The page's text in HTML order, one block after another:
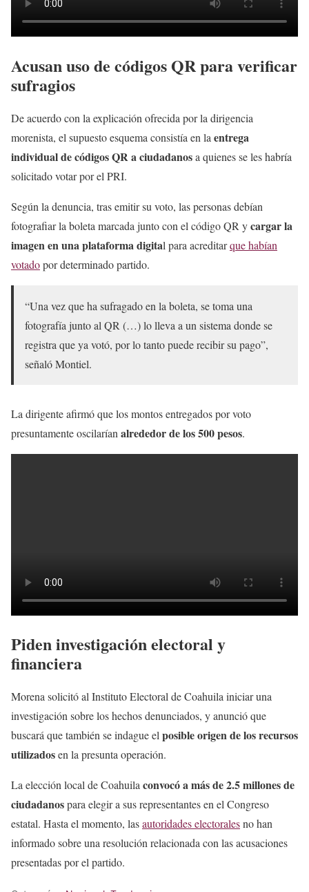
Acusan uso de códigos QR para verificar
sufragios
De acuerdo con la explicación ofrecida por la dirigencia
morenista, el supuesto esquema consistía en la entrega
individual de códigos QR a ciudadanosa quienes se les habría
solicitado votar por el PRI.
Según la denuncia, tras emitir su voto, las personas debían
fotografiar la boleta marcada junto con el código QR ycargar la
imagen en una plataforma digital para acreditarque habían
votadopor determinado partido.
“Una vez que ha sufragado en la boleta, se toma una
fotografía junto al QR (…) lo lleva a un sistema donde se
registra que ya votó, por lo tanto puede recibir su pago”,
señaló Montiel.
La dirigente afirmó que los montos entregados por voto
presuntamente oscilarían alrededor de los 500 pesos.
Piden investigación electoral y
financiera
Morena solicitó al Instituto Electoral de Coahuila iniciar una
investigación sobre los hechos denunciados, y anunció que
buscará que también se indague elposible origen de los recursos
utilizadosen la presunta operación.
La elección local de Coahuilaconvocó a más de 2.5 millones de
ciudadanospara elegir a sus representantes en el Congreso
estatal. Hasta el momento, lasautoridades electoralesno han
informado sobre una resolución relacionada con las acusaciones
presentadas por el partido.